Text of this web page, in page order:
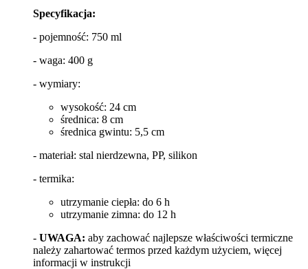
Specyfikacja:
- pojemność: 750 ml
- waga: 400 g
- wymiary:
wysokość: 24 cm
średnica: 8 cm
średnica gwintu: 5,5 cm
- materiał: stal nierdzewna, PP, silikon
- termika:
utrzymanie ciepła: do 6 h
utrzymanie zimna: do 12 h
- UWAGA: aby zachować najlepsze właściwości termiczne
należy zahartować termos przed każdym użyciem, więcej
informacji w instrukcji